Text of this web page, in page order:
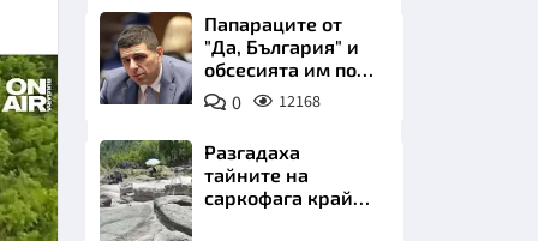
ХРАНА
ИКОНОМИКА
Папараците от
"Да, България" и
обсесията им по
Пеевски
0 12168
Разгадаха
тайните на
саркофага край